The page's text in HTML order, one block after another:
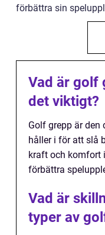
förbättra sin
Vad är golf
det viktigt?
Golf grepp är den
håller i för att slå
kraft och komfort
förbättra
Vad är
typer av